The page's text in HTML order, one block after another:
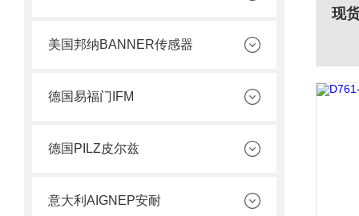
美国邦纳BANNER传感器
德国易福门IFM
德国PILZ皮尔兹
意大利AIGNEP安耐